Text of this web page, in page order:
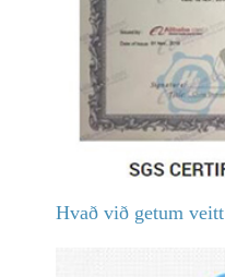
Hvað við getum veitt